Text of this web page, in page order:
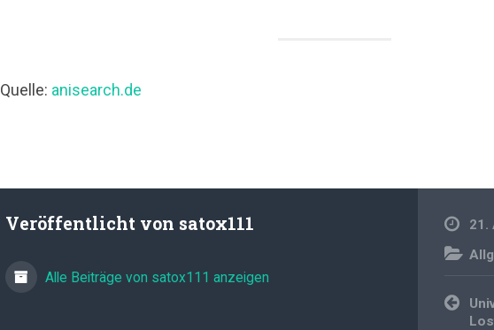
Quelle: anisearch.de
Veröffentlicht von satox111
Alle Beiträge von satox111 anzeigen
21.